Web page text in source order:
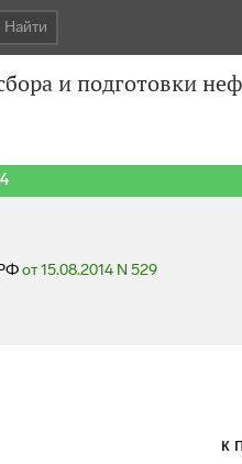
Найти
и подготовки
от 15.08.2014 N 529
к